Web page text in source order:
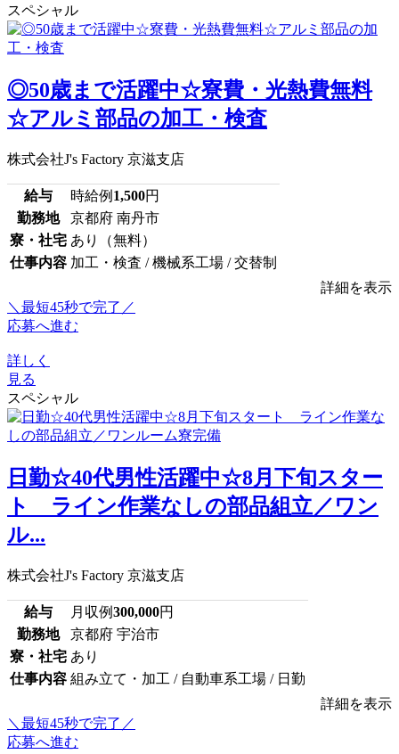
スペシャル
◎50歳まで活躍中☆寮費・光熱費無料
☆アルミ部品の加工・検査
株式会社J's Factory 京滋支店
給与 時給例 1,500円
勤務地
京都府 南丹市
寮・社宅 あり（無料）
仕事内容 加工・検査 / 機械系工場 / 交替制
詳細を表示
＼最短45秒で完了／
応募へ進む
詳しく
見る
スペシャル
日勤☆40代男性活躍中☆8月下旬スター
ト ライン作業なしの部品組立／ワン
ル...
株式会社J's Factory 京滋支店
給与 月収例300,000円
勤務地
京都府 宇治市
寮・社宅 あり
仕事内容 組み立て・加工 / 自動車系工場 / 日勤
詳細を表示
＼最短45秒で完了／
応募へ進む